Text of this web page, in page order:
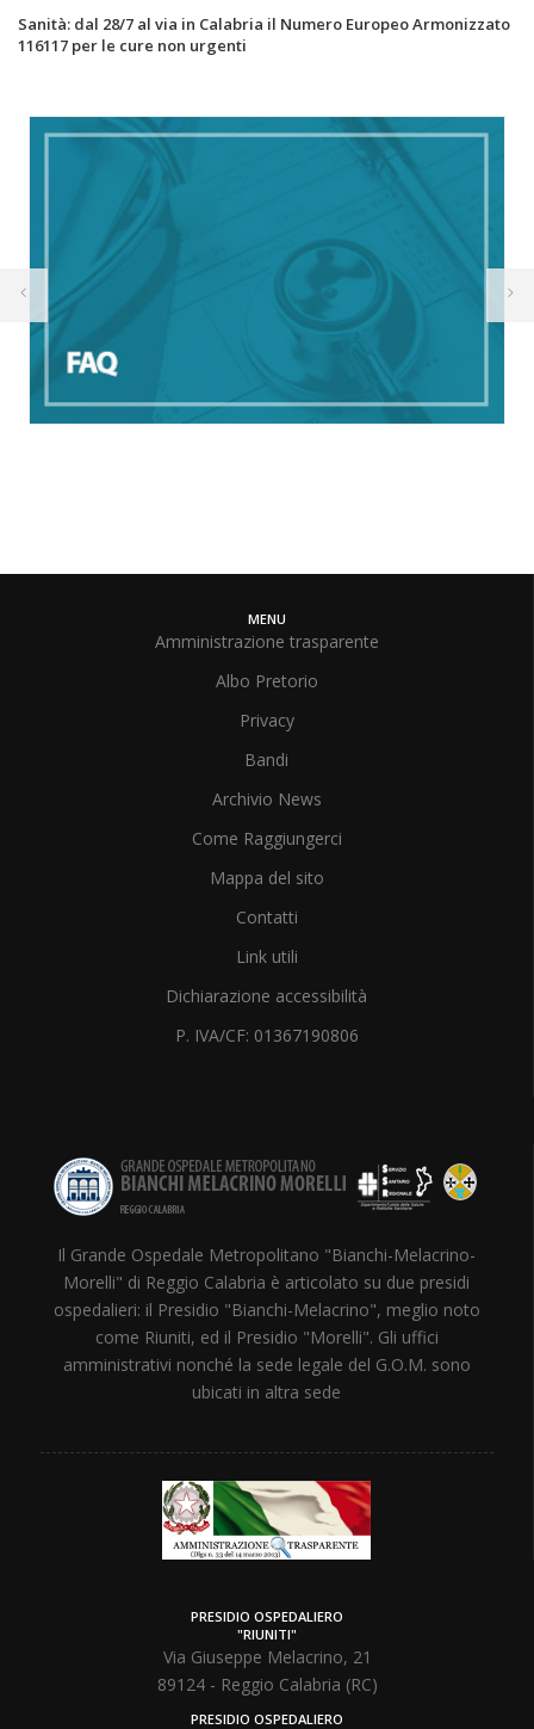
Sanità: dal 28/7 al via in Calabria il Numero Europeo Armonizzato
116117 per le cure non urgenti
MENU
Amministrazione trasparente
Albo Pretorio
Privacy
Bandi
Archivio News
Come Raggiungerci
Mappa del sito
Contatti
Link utili
Dichiarazione accessibilità
P. IVA/CF: 01367190806
Il Grande Ospedale Metropolitano "Bianchi-Melacrino-
Morelli" di Reggio Calabria è articolato su due presidi
ospedalieri: il Presidio "Bianchi-Melacrino", meglio noto
come Riuniti, ed il Presidio "Morelli". Gli uffici
amministrativi nonché la sede legale del G.O.M. sono
ubicati in altra sede
PRESIDIO OSPEDALIERO
"RIUNITI"
Via Giuseppe Melacrino, 21
89124 - Reggio Calabria (RC)
PRESIDIO OSPEDALIERO